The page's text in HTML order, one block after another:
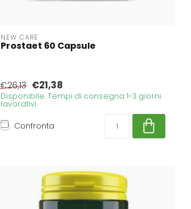
NEW CARE
Prostaet 60 Capsule
€26,13 €21,38
Disponibile. Tempi di consegna 1-3 giorni
lavorativi
Confronta